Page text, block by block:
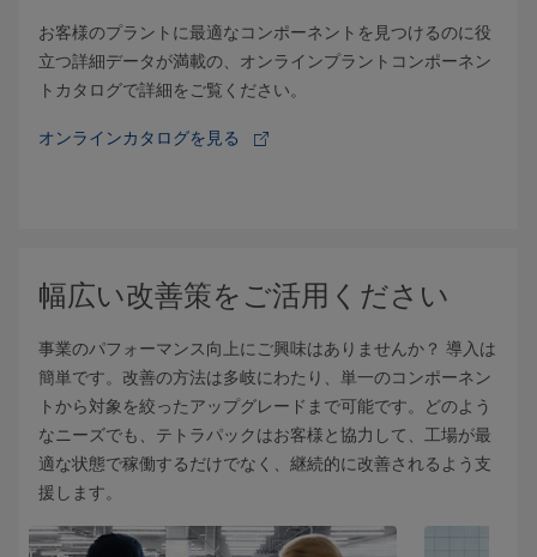
お客様のプラントに最適なコンポーネントを見つけるのに役
立つ詳細データが満載の、オンラインプラントコンポーネン
トカタログで詳細をご覧ください。
オンラインカタログを見る
幅広い改善策をご活用ください
事業のパフォーマンス向上にご興味はありませんか？ 導入は
簡単です。改善の方法は多岐にわたり、単一のコンポーネン
トから対象を絞ったアップグレードまで可能です。どのよう
なニーズでも、テトラパックはお客様と協力して、工場が最
適な状態で稼働するだけでなく、継続的に改善されるよう支
援します。